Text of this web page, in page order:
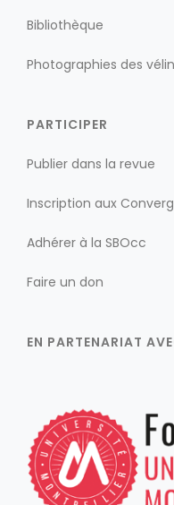
Bibliothèque
Photographies des
PARTICIPER
Publier dans la revue
Inscription aux
Adhérer à la SBOcc
Faire un don
EN PARTENARIAT